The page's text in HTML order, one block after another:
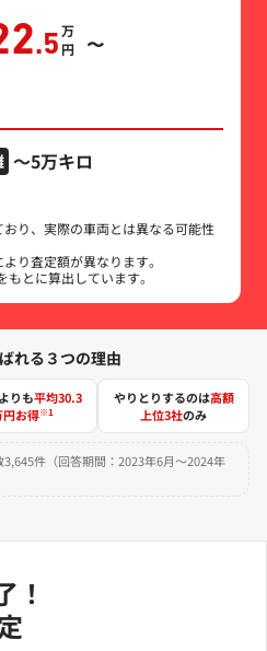
.5万円 〜
～5万キロ
り、実際の車両とは異なる可能性
り査定額が異なります。
とに算出しています。
れる３つの理由
りも平均30.3
円お得※1
やりとりするのは高額
上位3社のみ
件（回答期間：2023年6月～2024年
！